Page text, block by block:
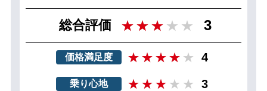
総合評価 3
価格満足度 4
乗り心地 3